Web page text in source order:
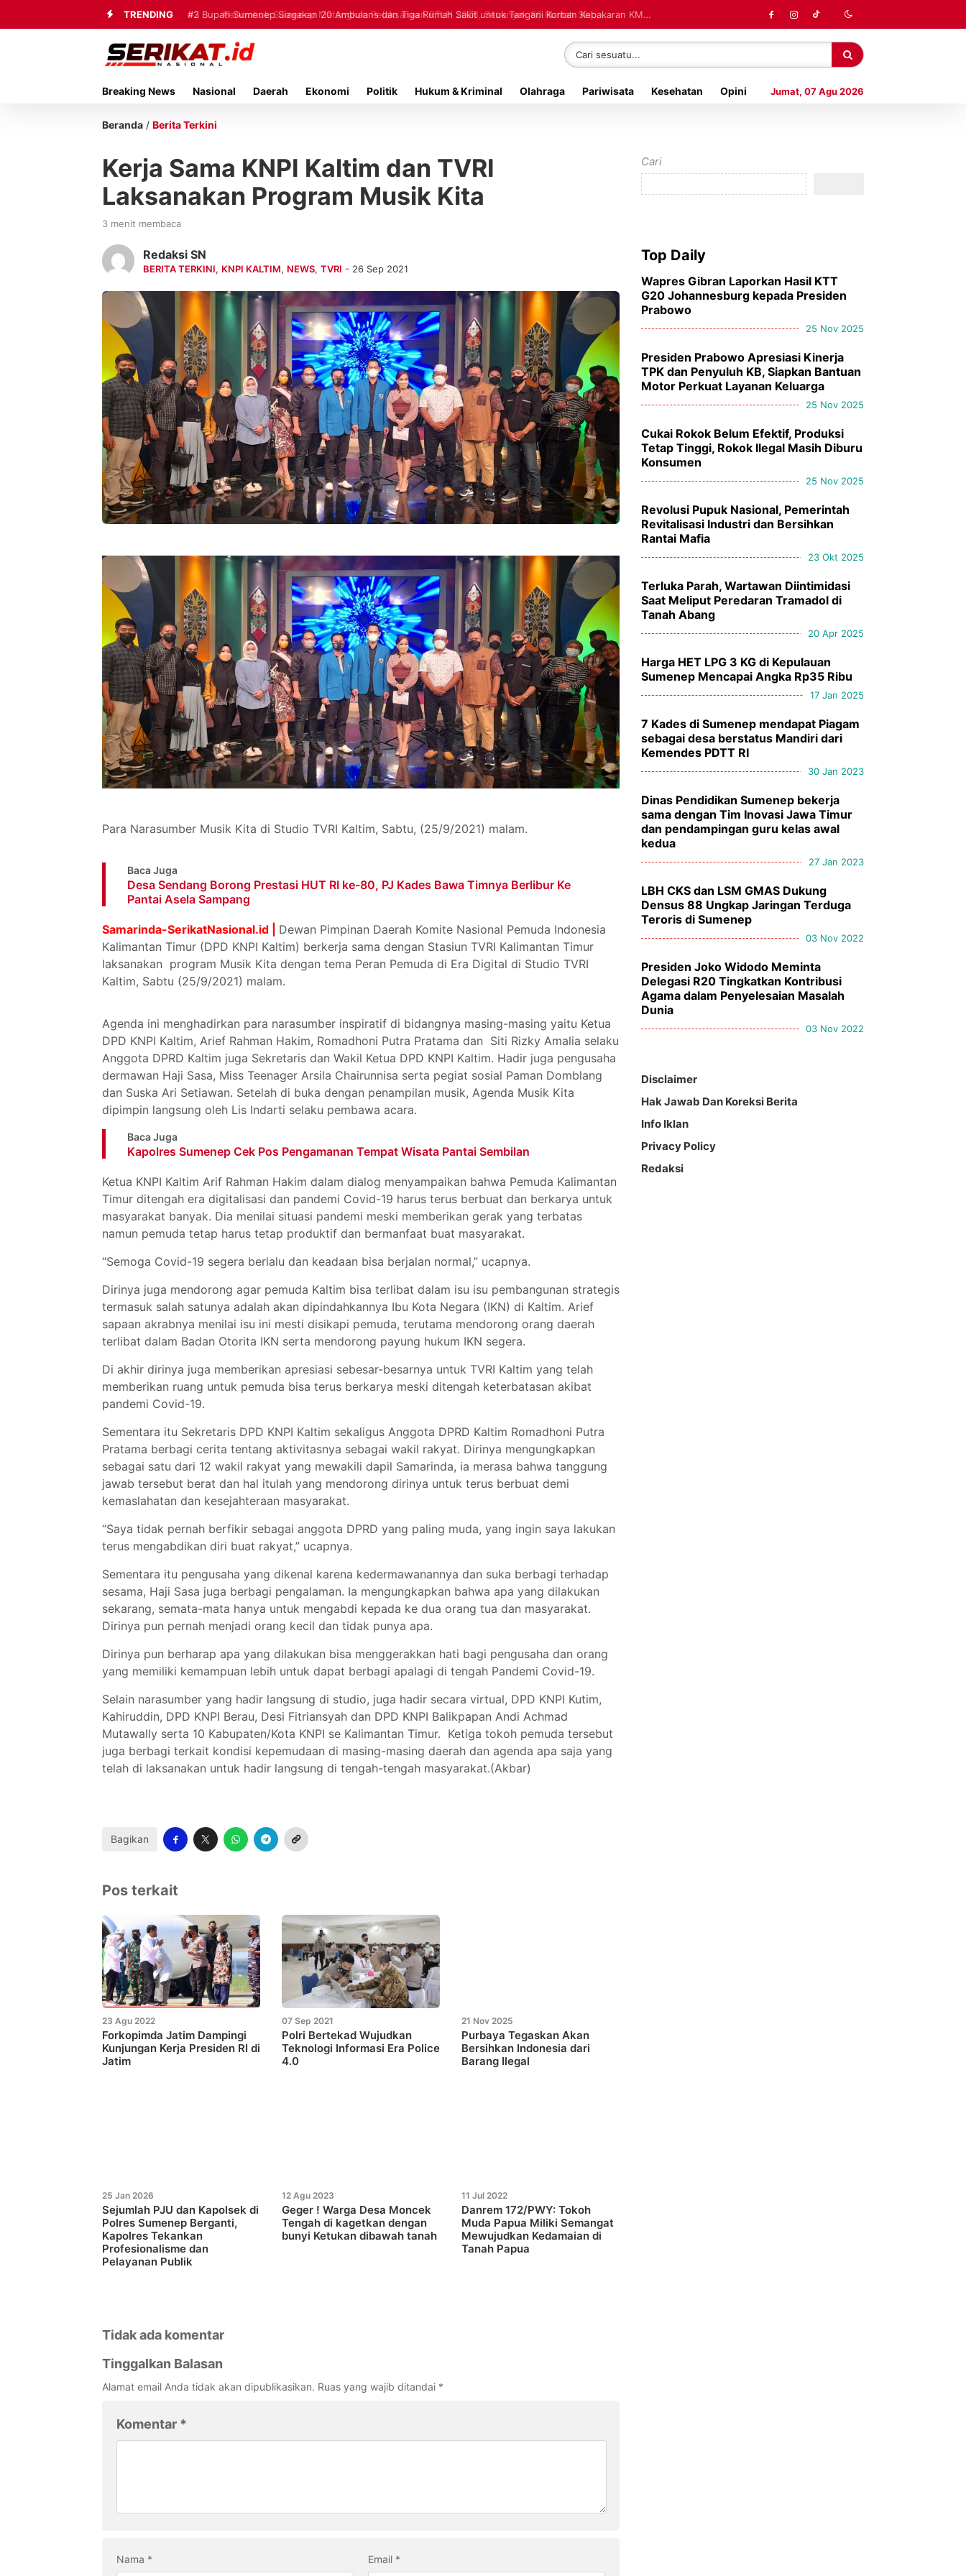
TRENDING #3 Bupati Sumenep Siagakan 20 Ambulans dan Tiga Rumah Sakit untuk Tangani Korban Kebakaran KMP
Mutiara Sentosa II
Breaking News Nasional Daerah Ekonomi Politik Hukum & Kriminal Olahraga Pariwisata Kesehatan Opini Jumat, 07 Agu 2026
Beranda / Berita Terkini
Kerja Sama KNPI Kaltim dan TVRI
Laksanakan Program Musik Kita
3 menit membaca
Redaksi SN
BERITA TERKINI, KNPI KALTIM, NEWS, TVRI - 26 Sep 2021
Para Narasumber Musik Kita di Studio TVRI Kaltim, Sabtu, (25/9/2021) malam.
Baca Juga
Desa Sendang Borong Prestasi HUT RI ke-80, PJ Kades Bawa Timnya Berlibur Ke
Pantai Asela Sampang
Samarinda-SerikatNasional.id | Dewan Pimpinan Daerah Komite Nasional Pemuda Indonesia
Kalimantan Timur (DPD KNPI Kaltim) berkerja sama dengan Stasiun TVRI Kalimantan Timur
laksanakan program Musik Kita dengan tema Peran Pemuda di Era Digital di Studio TVRI
Kaltim, Sabtu (25/9/2021) malam.
Agenda ini menghadirkan para narasumber inspiratif di bidangnya masing-masing yaitu Ketua
DPD KNPI Kaltim, Arief Rahman Hakim, Romadhoni Putra Pratama dan Siti Rizky Amalia selaku
Anggota DPRD Kaltim juga Sekretaris dan Wakil Ketua DPD KNPI Kaltim. Hadir juga pengusaha
dermawan Haji Sasa, Miss Teenager Arsila Chairunnisa serta pegiat sosial Paman Domblang
dan Suska Ari Setiawan. Setelah di buka dengan penampilan musik, Agenda Musik Kita
dipimpin langsung oleh Lis Indarti selaku pembawa acara.
Baca Juga
Kapolres Sumenep Cek Pos Pengamanan Tempat Wisata Pantai Sembilan
Ketua KNPI Kaltim Arif Rahman Hakim dalam dialog menyampaikan bahwa Pemuda Kalimantan
Timur ditengah era digitalisasi dan pandemi Covid-19 harus terus berbuat dan berkarya untuk
masyarakat banyak. Dia menilai situasi pandemi meski memberikan gerak yang terbatas
namun pemuda tetap harus tetap produktif dan bermanfaat buat masyarakat.
“Semoga Covid-19 segera berlalu dan keadaan bisa berjalan normal,” ucapnya.
Dirinya juga mendorong agar pemuda Kaltim bisa terlibat dalam isu isu pembangunan strategis
termasuk salah satunya adalah akan dipindahkannya Ibu Kota Negara (IKN) di Kaltim. Arief
sapaan akrabnya menilai isu ini mesti disikapi pemuda, terutama mendorong orang daerah
terlibat dalam Badan Otorita IKN serta mendorong payung hukum IKN segera.
Di akhir dirinya juga memberikan apresiasi sebesar-besarnya untuk TVRI Kaltim yang telah
memberikan ruang untuk pemuda bisa terus berkarya meski ditengah keterbatasan akibat
pandemi Covid-19.
Sementara itu Sekretaris DPD KNPI Kaltim sekaligus Anggota DPRD Kaltim Romadhoni Putra
Pratama berbagi cerita tentang aktivitasnya sebagai wakil rakyat. Dirinya mengungkapkan
sebagai satu dari 12 wakil rakyat yang mewakili dapil Samarinda, ia merasa bahwa tanggung
jawab tersebut berat dan hal itulah yang mendorong dirinya untuk terus berbuat demi
kemaslahatan dan kesejahteraan masyarakat.
“Saya tidak pernah berfikir sebagai anggota DPRD yang paling muda, yang ingin saya lakukan
terus mengabdikan diri buat rakyat,” ucapnya.
Sementara itu pengusaha yang dikenal karena kedermawanannya dan suka berbagi terhadap
sesama, Haji Sasa juga berbagi pengalaman. Ia mengungkapkan bahwa apa yang dilakukan
sekarang, semata-mata hanya untuk mengabdi kepada ke dua orang tua dan masyarakat.
Dirinya pun pernah menjadi orang kecil dan tidak punya apa.
Dirinya pun berharap apa yang dilakukan bisa menggerakkan hati bagi pengusaha dan orang
yang memiliki kemampuan lebih untuk dapat berbagi apalagi di tengah Pandemi Covid-19.
Selain narasumber yang hadir langsung di studio, juga hadir secara virtual, DPD KNPI Kutim,
Kahiruddin, DPD KNPI Berau, Desi Fitriansyah dan DPD KNPI Balikpapan Andi Achmad
Mutawally serta 10 Kabupaten/Kota KNPI se Kalimantan Timur. Ketiga tokoh pemuda tersebut
juga berbagi terkait kondisi kepemudaan di masing-masing daerah dan agenda apa saja yang
telah di laksanakan untuk hadir langsung di tengah-tengah masyarakat.(Akbar)
Bagikan
Pos terkait
23 Agu 2022
Forkopimda Jatim Dampingi
Kunjungan Kerja Presiden RI di
Jatim
07 Sep 2021
Polri Bertekad Wujudkan
Teknologi Informasi Era Police
4.0
21 Nov 2025
Purbaya Tegaskan Akan
Bersihkan Indonesia dari
Barang Ilegal
25 Jan 2026
Sejumlah PJU dan Kapolsek di
Polres Sumenep Berganti,
Kapolres Tekankan
Profesionalisme dan
Pelayanan Publik
12 Agu 2023
Geger ! Warga Desa Moncek
Tengah di kagetkan dengan
bunyi Ketukan dibawah tanah
11 Jul 2022
Danrem 172/PWY: Tokoh
Muda Papua Miliki Semangat
Mewujudkan Kedamaian di
Tanah Papua
Tidak ada komentar
Tinggalkan Balasan
Alamat email Anda tidak akan dipublikasikan. Ruas yang wajib ditandai *
Komentar *
Nama * Email *
Cari
Top Daily
Wapres Gibran Laporkan Hasil KTT
G20 Johannesburg kepada Presiden
Prabowo
25 Nov 2025
Presiden Prabowo Apresiasi Kinerja
TPK dan Penyuluh KB, Siapkan Bantuan
Motor Perkuat Layanan Keluarga
25 Nov 2025
Cukai Rokok Belum Efektif, Produksi
Tetap Tinggi, Rokok Ilegal Masih Diburu
Konsumen
25 Nov 2025
Revolusi Pupuk Nasional, Pemerintah
Revitalisasi Industri dan Bersihkan
Rantai Mafia
23 Okt 2025
Terluka Parah, Wartawan Diintimidasi
Saat Meliput Peredaran Tramadol di
Tanah Abang
20 Apr 2025
Harga HET LPG 3 KG di Kepulauan
Sumenep Mencapai Angka Rp35 Ribu
17 Jan 2025
7 Kades di Sumenep mendapat Piagam
sebagai desa berstatus Mandiri dari
Kemendes PDTT RI
30 Jan 2023
Dinas Pendidikan Sumenep bekerja
sama dengan Tim Inovasi Jawa Timur
dan pendampingan guru kelas awal
kedua
27 Jan 2023
LBH CKS dan LSM GMAS Dukung
Densus 88 Ungkap Jaringan Terduga
Teroris di Sumenep
03 Nov 2022
Presiden Joko Widodo Meminta
Delegasi R20 Tingkatkan Kontribusi
Agama dalam Penyelesaian Masalah
Dunia
03 Nov 2022
Disclaimer
Hak Jawab Dan Koreksi Berita
Info Iklan
Privacy Policy
Redaksi